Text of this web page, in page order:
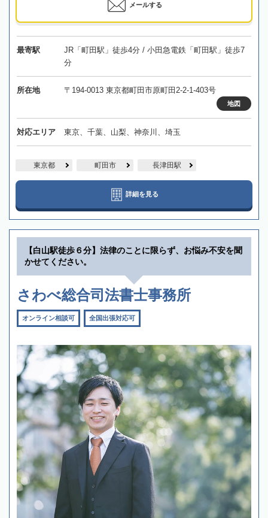
メールする
最寄駅
JR「町田駅」徒歩4分 / 小田急電鉄「町田駅」徒歩7
分
所在地 〒194-0013 東京都町田市原町田2-2-1-403号
地図
対応エリア 東京、千葉、山梨、神奈川、埼玉
東京都 町田市 長津田駅
詳細を見る
【白山駅徒歩６分】法律のことに限らず、お悩み不安を聞
かせてください。
さわべ総合司法書士事務所
オンライン相談可 全国出張対応可